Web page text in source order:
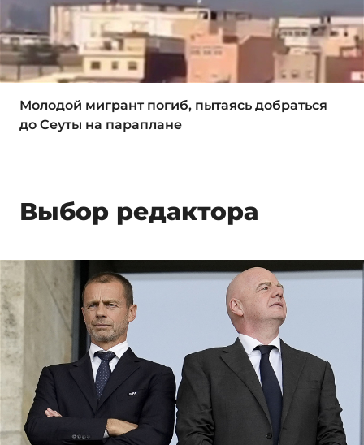
Молодой мигрант погиб, пытаясь добраться
до Сеуты на параплане
Выбор редактора